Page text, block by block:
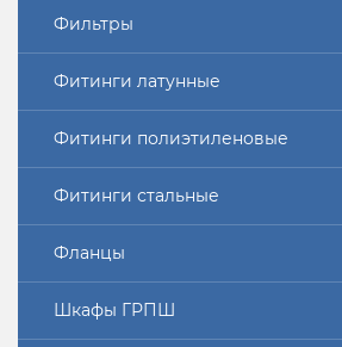
Фильтры
Фитинги латунные
Фитинги полиэтиленовые
Фитинги стальные
Фланцы
Шкафы ГРПШ